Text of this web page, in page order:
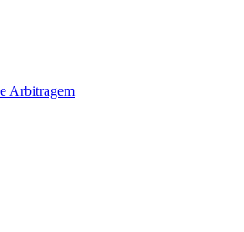
Arbitragem